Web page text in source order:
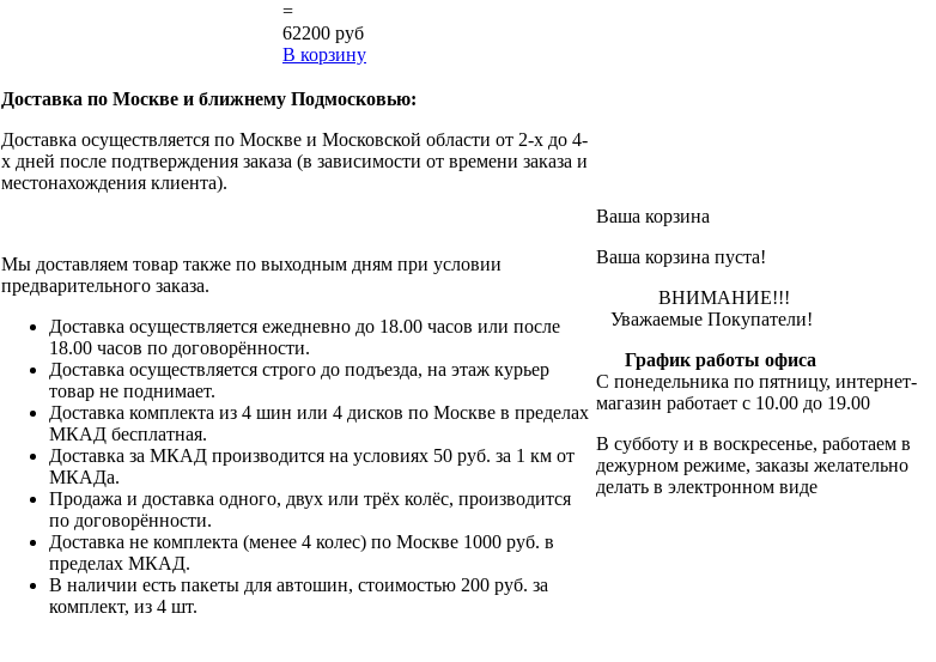
=
62200 руб
В корзину
Доставка по Москве и ближнему Подмосковью:
Доставка осуществляется по Москве и Московской области от 2-х до 4-
х дней после подтверждения заказа (в зависимости от времени заказа и
местонахождения клиента).
Мы доставляем товар также по выходным дням при условии
предварительного заказа.
Доставка осуществляется ежедневно до 18.00 часов или после
18.00 часов по договорённости.
Доставка осуществляется строго до подъезда, на этаж курьер
товар не поднимает.
Доставка комплекта из 4 шин или 4 дисков по Москве в пределах
МКАД бесплатная.
Доставка за МКАД производится на условиях 50 руб. за 1 км от
МКАДа.
Продажа и доставка одного, двух или трёх колёс, производится
по договорённости.
Доставка не комплекта (менее 4 колес) по Москве 1000 руб. в
пределах МКАД.
В наличии есть пакеты для автошин, стоимостью 200 руб. за
комплект, из 4 шт.
Ваша корзина
Ваша корзина пуста!
ВНИМАНИЕ!!!
Уважаемые Покупатели!
График работы офиса
С понедельника по пятницу, интернет-
магазин работает с 10.00 до 19.00
В субботу и в воскресенье, работаем в
дежурном режиме, заказы желательно
делать в электронном виде